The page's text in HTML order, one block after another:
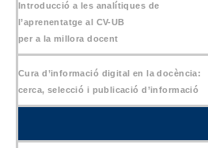
Introducció a les analítiques de
l’aprenentatge al CV-UB
per a la millora docent
Cura d’informació digital en la docència:
cerca, selecció i publicació d’informació